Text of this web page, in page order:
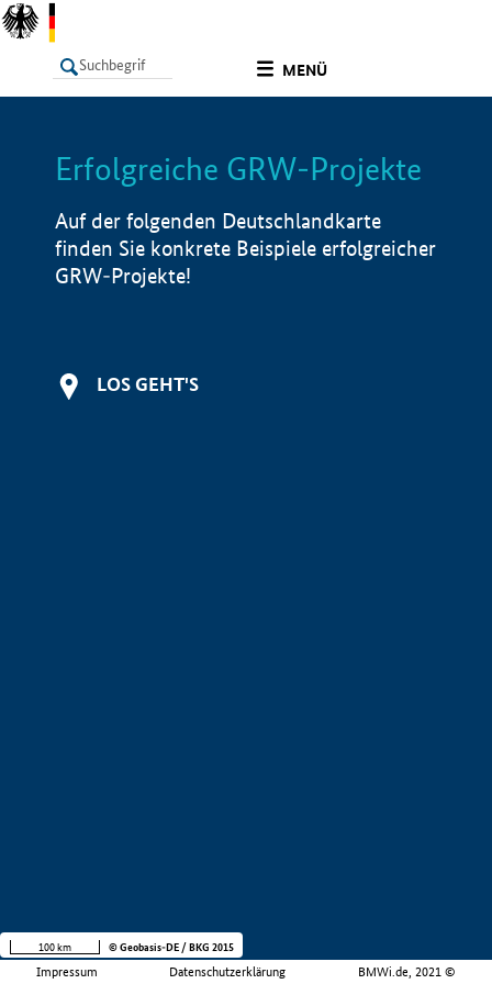
MENÜ
LISTE Info
Erfolgreiche GRW-Projekte
Auf der folgenden Deutschlandkarte
finden Sie konkrete Beispiele erfolgreicher
GRW-Projekte!
LOS GEHT'S
Impressum Datenschutzerklärung BMWi.de, 2021 ©
100 km © Geobasis-DE / BKG 2015